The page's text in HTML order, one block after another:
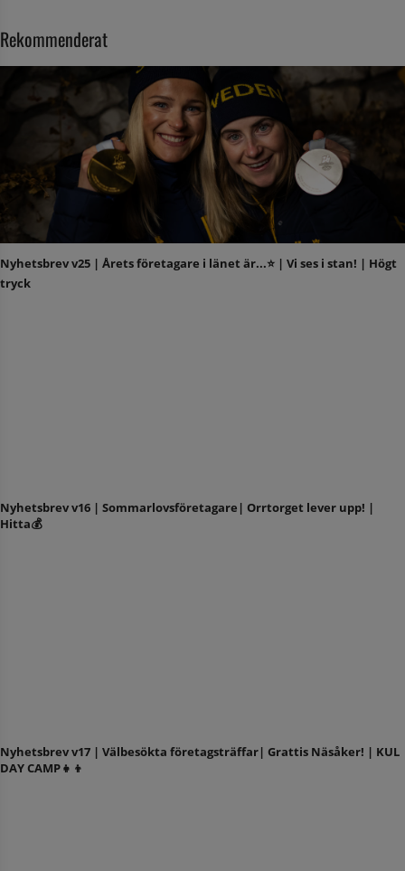
Rekommenderat
Nyhetsbrev v25 | Årets företagare i länet är...⭐️ | Vi ses i stan! | Högt
tryck
Nyhetsbrev v16 | Sommarlovsföretagare| Orrtorget lever upp! |
Hitta💰
Nyhetsbrev v17 | Välbesökta företagsträffar| Grattis Näsåker! | KUL
DAY CAMP👧👦